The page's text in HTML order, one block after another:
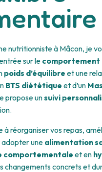
nutritionniste à Mâcon, je
sur lecomportement
poids d’équilibre et une
BTS diététique et d’un
propose unsuivi
à réorganiser vos repas,
une alimentation
comportementale et en
changements concrets et